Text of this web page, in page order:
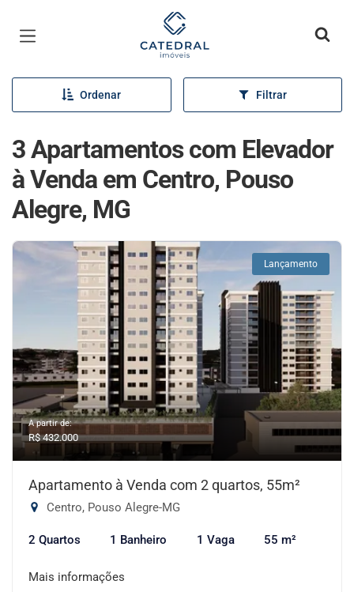
Página inicial
Ordenar Filtrar
3 Apartamentos com Elevador
à Venda em Centro, Pouso
Alegre, MG
Lançamento
A partir de:
R$ 432.000
Apartamento à Venda com 2 quartos, 55m²
Centro, Pouso Alegre-MG
2 Quartos 1 Banheiro 1 Vaga 55 m²
Mais informações